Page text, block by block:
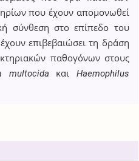
που έχουν απομονωθεί
σύνθεση στο επίπεδο του
επιβεβαιώσει τη δράση
παθογόνων στους
multocida και Haemophilus